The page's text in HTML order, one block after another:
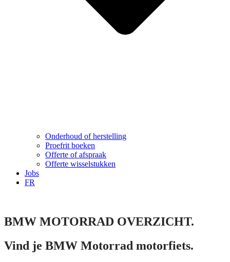
Onderhoud of herstelling
Proefrit boeken
Offerte of afspraak
Offerte wisselstukken
Jobs
FR
BMW MOTORRAD OVERZICHT.
Vind je BMW Motorrad motorfiets.